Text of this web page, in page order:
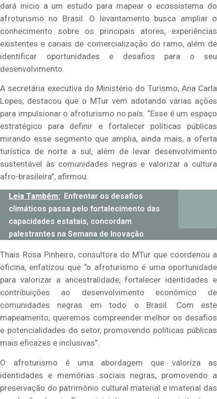
dará início a um estudo para mapear o ecossistema do
afroturismo no Brasil. O levantamento busca ampliar o
conhecimento sobre os principais atores, experiências
existentes e canais de comercialização do ramo, além de
identificar oportunidades e desafios para o seu
desenvolvimento.
A secretária executiva do Ministério do Turismo, Ana Carla
Lopes, destacou que o MTur vem adotando várias ações
para impulsionar o afroturismo no país. “Esse é um espaço
estratégico para definir e fortalecer políticas públicas
mirando esse segmento que amplia, ainda mais, a oferta
turística de norte a sul, além de levar desenvolvimento
sustentável às comunidades negras e valorizar a cultura
afro-brasileira”, afirmou.
Leia Também:
Enfrentar os desafios
climáticos passa pelo fortalecimento das
capacidades estatais, concordam
palestrantes na Semana de Inovação
Thais Rosa Pinheiro, consultora do MTur que coordenou a
oficina, enfatizou que “o afroturismo é uma oportunidade
para valorizar a ancestralidade, fortalecer identidades e
contribuições ao desenvolvimento econômico de
comunidades negras em todo o Brasil. Com este
mapeamento, queremos compreender melhor os desafios
e potencialidades do setor, promovendo políticas públicas
mais eficazes e inclusivas”.
O afroturismo é uma abordagem que valoriza as
identidades e memórias sociais negras, promovendo a
preservação do patrimônio cultural material e imaterial das